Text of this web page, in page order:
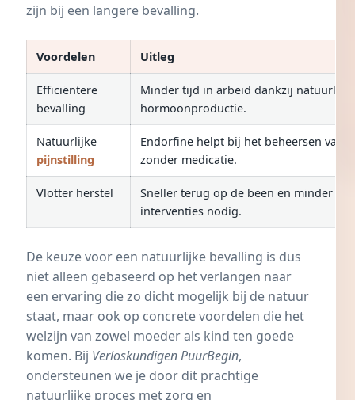
zijn bij een langere bevalling.
Voordelen Uitleg
Efficiëntere
bevalling
Minder tijd in arbeid dankzij natuurlijke
hormoonproductie.
Natuurlijke
pijnstilling
Endorfine helpt bij het beheersen van
zonder medicatie.
Vlotter herstel
Sneller terug op de been en minder
interventies nodig.
De keuze voor een natuurlijke bevalling is dus
niet alleen gebaseerd op het verlangen naar
een ervaring die zo dicht mogelijk bij de natuur
staat, maar ook op concrete voordelen die het
welzijn van zowel moeder als kind ten goede
komen. Bij Verloskundigen PuurBegin,
ondersteunen we je door dit prachtige
natuurlijke proces met zorg en